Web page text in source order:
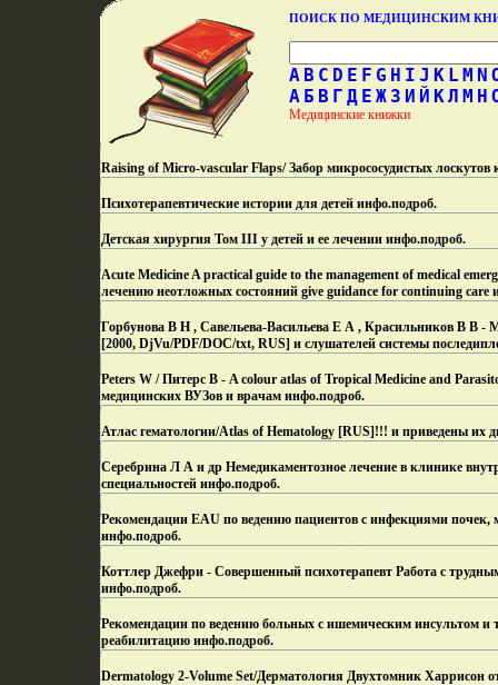
ПОИСК ПО МЕДИЦИНСКИМ
A B C D E F G H I J K L M N
А Б В Г Д Е Ж З И Й КЛ М Н
Медицинские книжки
Raising of Micro-vascular Flaps/ Забор микрососудистых
Психотерапевтические истории для детей инфо.подроб.
Детская хирургия Том III у детей и ее лечении инфо.подроб.
Acute Medicine A practical guide to the management of medical
лечению неотложных состояний give guidance for continuing care
Горбунова В Н , Савельева-Васильева Е А , Красильников В В -
[2000, DjVu/PDF/DOC/txt, RUS] и слушателей системы
Peters W / Питерс В - A colour atlas of Tropical Medicine and
медицинских ВУЗов и врачам инфо.подроб.
Атлас гематологии/Atlas of Hematology [RUS]!!! и приведены их
Серебрина Л А и др Немедикаментозное лечение в клинике
специальностей инфо.подроб.
Рекомендации EAU по ведению пациентов с инфекциями почек,
инфо.подроб.
Коттлер Джефри - Совершенный психотерапевт Работа с
инфо.подроб.
Рекомендации по ведению больных с ишемическим инсультом
реабилитацию инфо.подроб.
Dermatology 2-Volume Set/Дерматология Двухтомник Харрисон